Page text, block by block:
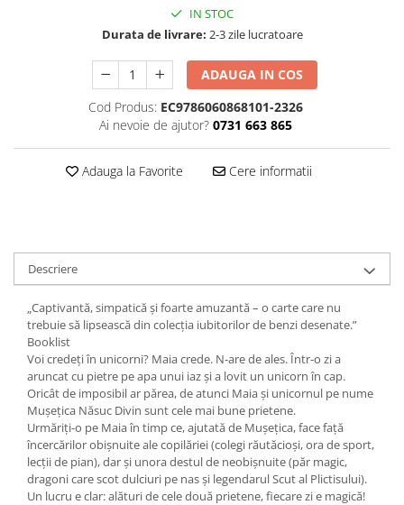
IN STOC
Durata de livrare: 2-3 zile lucratoare
ADAUGA IN COS
Cod Produs: EC9786060868101-2326
Ai nevoie de ajutor? 0731 663 865
Adauga la Favorite Cere informatii
Descriere
„Captivantă, simpatică și foarte amuzantă – o carte care nu
trebuie să lipsească din colecția iubitorilor de benzi desenate.”
Booklist
Voi credeți în unicorni? Maia crede. N-are de ales. Într-o zi a
aruncat cu pietre pe apa unui iaz și a lovit un unicorn în cap.
Oricât de imposibil ar părea, de atunci Maia și unicornul pe nume
Mușețica Năsuc Divin sunt cele mai bune prietene.
Urmăriți-o pe Maia în timp ce, ajutată de Mușețica, face față
încercărilor obișnuite ale copilăriei (colegi răutăcioși, ora de sport,
lecții de pian), dar și unora destul de neobișnuite (păr magic,
dragoni care scot dulciuri pe nas și legendarul Scut al Plictisului).
Un lucru e clar: alături de cele două prietene, fiecare zi e magică!